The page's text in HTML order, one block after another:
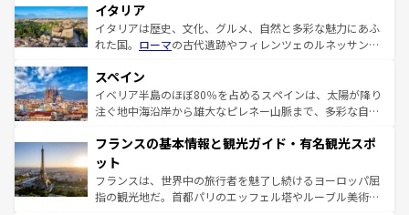
イタリア
イタリアは歴史、文化、グルメ、自然と多彩な魅力にあふ
れた国。 ローマの古代遺跡やフィレンツェのルネッサンス
ろん、トスカーナの美しい田園風景やアマルフィ海岸の絶
景など、自然景観も見逃せない。観光の合間には、本場の
ピザやパスタなど、絶品のイタリア料理を堪能することも
ませてくれるイタリアで、忘れられない旅をしてみよう！
なお、新着のイタリア情報は
しい。
スペイン
イベリア半島のほぼ80％を占めるスペインは、太陽が降り
注ぐ地中海沿岸から雄大なピレネー山脈まで、多彩な自然
文化が根付くこの国では、情熱的なフラメンコ、熱気あふ
れる闘牛、そして美味しいタパスが生活の一部となってい
る。首都マドリードの洗練された雰囲気や、バルセロナの
アートに溢れた街角から、地方では古代ローマ遺跡や中世
フランスの基本情報と観光ガイド・有名観光スポ
ット
フランスは、世界中の旅行者を魅了し続けるヨーロッパ屈
指の観光地だ。首都パリのエッフェル塔やルーブル美術館